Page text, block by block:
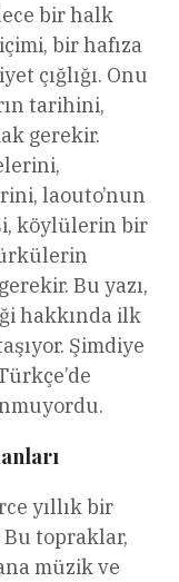
bir halk
bir hafıza
çığlığı. Onu
tarihini,
gerekir.
laouto’nun
köylülerin bir
Bu yazı,
hakkında ilk
Şimdiye
yıllık bir
Bu topraklar,
müzik ve